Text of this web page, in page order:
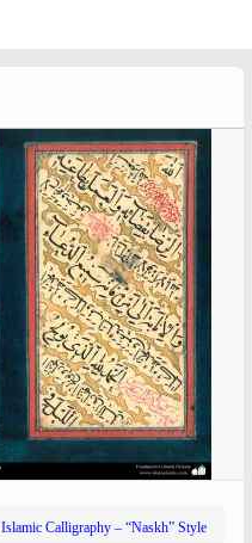
Islamic Calligraphy – “Naskh” Style